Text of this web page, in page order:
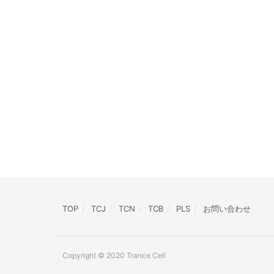
TOP TCJ TCN TCB PLS お問い合わせ
Copyright © 2020 Trance Cell